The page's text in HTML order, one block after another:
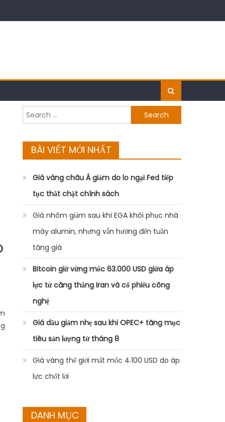
Search
for:
BÀI VIẾT MỚI NHẤT
Giá vàng châu Á giảm do lo ngại Fed tiếp
tục thắt chặt chính sách
Giá nhôm giảm sau khi EGA khôi phục nhà
máy alumin, nhưng vẫn hướng đến tuần
tăng giá
Bitcoin giữ vững mốc 63.000 USD giữa áp
lực từ căng thẳng Iran và cổ phiếu công
nghệ
Giá dầu giảm nhẹ sau khi OPEC+ tăng mục
tiêu sản lượng từ tháng 8
Giá vàng thế giới mất mốc 4.100 USD do áp
lực chốt lời
DANH MỤC